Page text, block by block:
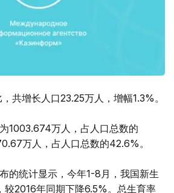
共增长人口23.25万人，增幅1.3%。
1003.674万人，占人口总数的
万人，占人口总数的42.6%。
的统计显示，今年1-8月，我国新生
较2016年同期下降6.5%。总生育率